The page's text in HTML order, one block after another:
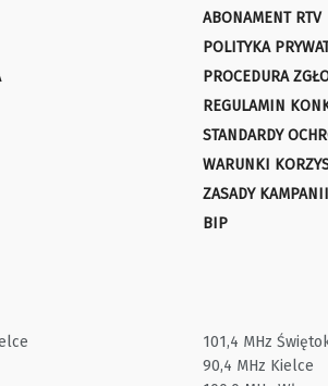
ABONAMENT RTV
POLITYKA
PROCEDURA
REGULAMIN
STANDARDY
WARUNKI
ZASADY
BIP
101,4 MHz
90,4 MHz Kielce